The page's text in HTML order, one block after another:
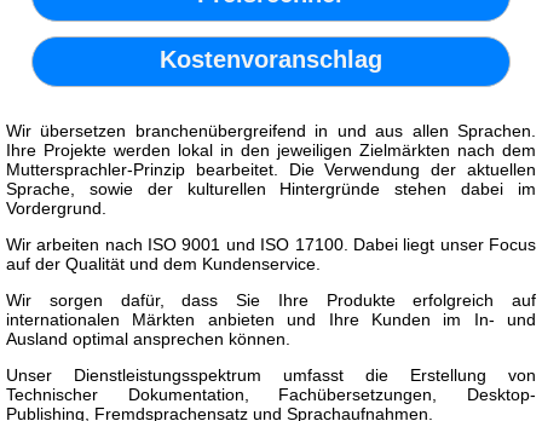
Kostenvoranschlag
Wir übersetzen branchenübergreifend in und aus allen Sprachen.
Ihre Projekte werden lokal in den jeweiligen Zielmärkten nach dem
Muttersprachler-Prinzip bearbeitet. Die Verwendung der aktuellen
Sprache, sowie der kulturellen Hintergründe stehen dabei im
Vordergrund.
Wir arbeiten nach ISO 9001 und ISO 17100. Dabei liegt unser Focus
auf der Qualität und dem Kundenservice.
Wir sorgen dafür, dass Sie Ihre Produkte erfolgreich auf
internationalen Märkten anbieten und Ihre Kunden im In- und
Ausland optimal ansprechen können.
Unser Dienstleistungsspektrum umfasst die Erstellung von
Technischer Dokumentation, Fachübersetzungen, Desktop-
Publishing, Fremdsprachensatz und Sprachaufnahmen.